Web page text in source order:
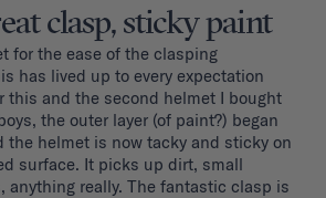
clasp, sticky paint
for the ease of the clasping
has lived up to every expectation
this and the second helmet I bought
the outer layer (of paint?) began
the helmet is now tacky and sticky on
surface. It picks up dirt, small
anything really. The fantastic clasp is